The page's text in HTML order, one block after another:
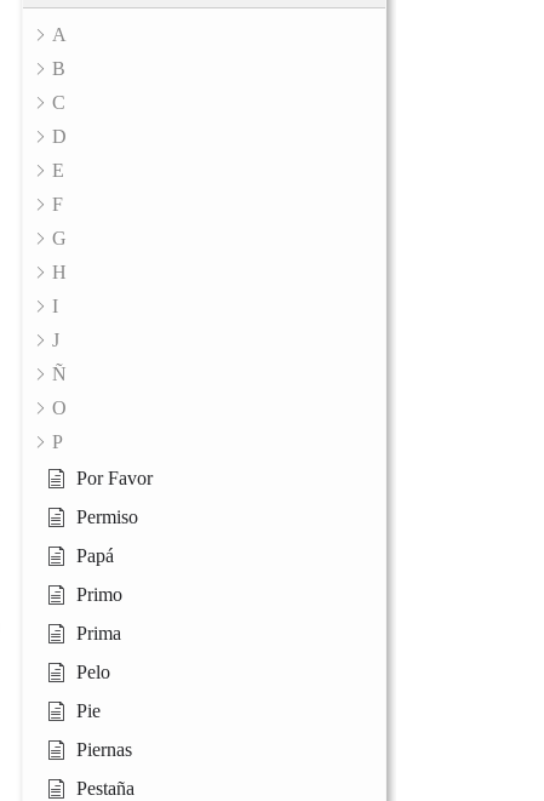
A
B
C
D
E
F
G
H
I
J
Ñ
O
P
Por Favor
Permiso
Papá
Primo
Prima
Pelo
Pie
Piernas
Pestaña